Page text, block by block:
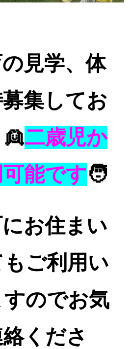
見学、体
集してお
二歳児か
能です🧑
お住まい
ご利用い
のでお気
くださ